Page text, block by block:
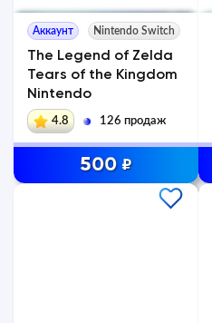
Аккаунт Nintendo Switch
The Legend of Zelda
Tears of the Kingdom
Nintendo
4.8 126 продаж
500 ₽